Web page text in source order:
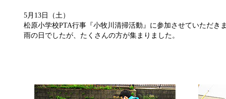
5月13日（土）
松原小学校PTA行事『小牧川清掃活動』に参加させていただき
雨の日でしたが、たくさんの方が集まりました。